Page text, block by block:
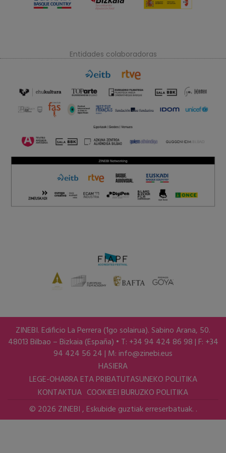
Entidades colaboradoras
ZINEBI. Edificio La Perrera (1go solairua). Sabino Arana, 50.
48013 Bilbao – Bizkaia (España) • T: +34 94 424 86 98 | F: +34
94 424 56 24 | M:info@zinebi.eus
HASIERA
LEGE-OHARRA ETA PRIBATUTASUNEKO POLITIKA
KONTAKTUA COOKIEEI BURUZKO POLITIKA
© 2026 ZINEBI , Eskubide guztiak erreserbatuak. .